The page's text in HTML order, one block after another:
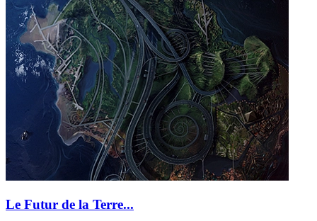
Le Futur de la Terre...